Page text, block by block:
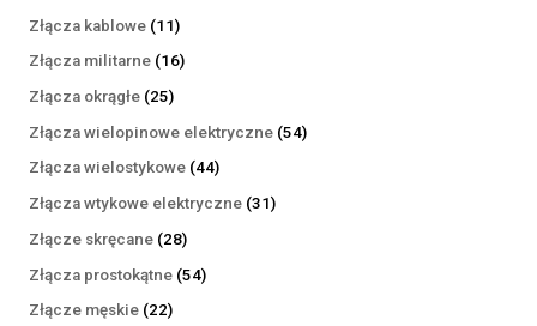
Złącza kablowe 1111
produktów
Złącza militarne 1616
Złącza okrągłe 2525
produktów
Złącza wielopinowe elektryczne 5454
Złącza wielostykowe 4444
produkty
Złącza wtykowe elektryczne 3131
Złącze skręcane 2828
produktów
Złącza prostokątne 5454
Złącze męskie 2222